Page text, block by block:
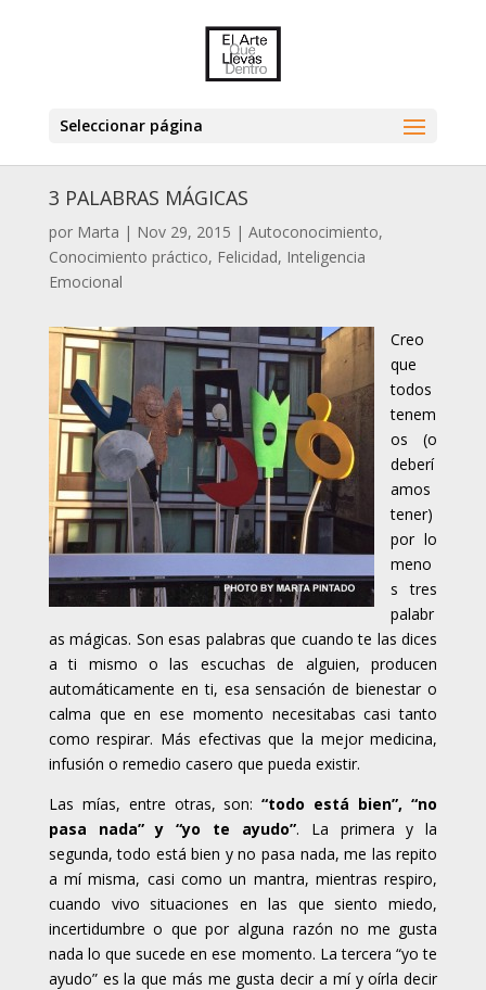
Seleccionar página
3 PALABRAS MÁGICAS
por Marta | Nov 29, 2015 | Autoconocimiento,
Conocimiento práctico, Felicidad, Inteligencia
Emocional
Creo
que
todos
tenem
os (o
deberí
amos
tener)
por lo
meno
s tres
palabr
as mágicas. Son esas palabras que cuando te las dices
a ti mismo o las escuchas de alguien, producen
automáticamente en ti, esa sensación de bienestar o
calma que en ese momento necesitabas casi tanto
como respirar. Más efectivas que la mejor medicina,
infusión o remedio casero que pueda existir.
Las mías, entre otras, son:“todo está bien”, “no
pasa nada” y “yo te ayudo”. La primera y la
segunda, todo está bien y no pasa nada, me las repito
a mí misma, casi como un mantra, mientras respiro,
cuando vivo situaciones en las que siento miedo,
incertidumbre o que por alguna razón no me gusta
nada lo que sucede en ese momento. La tercera “yo te
ayudo” es la que más me gusta decir a mí y oírla decir